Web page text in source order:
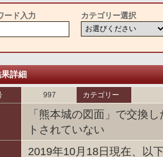
ード入力 カテゴリー選択
詳細
997 カテゴリー
「熊本城の図面」で交換
トされていない
2019年10月18日現在、以